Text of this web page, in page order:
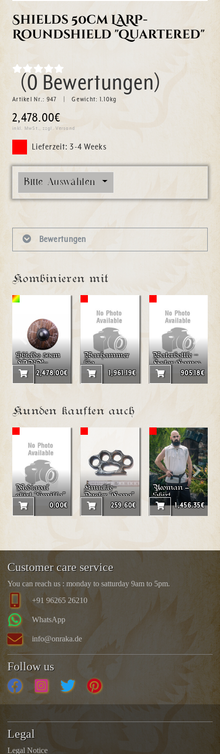
Shields 50cm LARP-
Roundshield "quartered"
(0 Bewertungen)
Artikel Nr.: 947 Gewicht: 1.10kg
2,478.00€
inkl. MwSt., zzgl. Versand
Lieferzeit: 3-4 Weeks
Bitte Auswählen
Bewertungen
Kombinieren mit
Shields 50cm
LARP-
Roundshield
"Vegvisir"
2,478.00€
Warhammer
big
1,961.19€
Waterbottle -
Hector Games
Waterbottle
from Leather
905.18€
Kunden kauften auch
Mediaval
skirt "Smilla"
0.00€
Knuckle-
Duster "Gang"
LARP259.60€
Yeoman –
Shirt
(Sleeveless)1,456.35€
Customer care service
You can reach us : monday to satturday 9am to 5pm.
+91 96265 26210
WhatsApp
info@onraka.de
Follow us
Legal
Legal Notice